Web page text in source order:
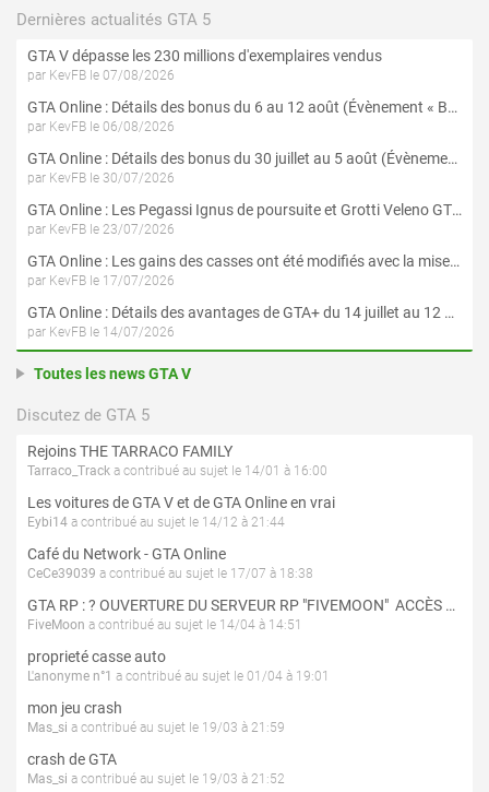
Dernières actualités GTA 5
GTA V dépasse les 230 millions d'exemplaires vendus
par KevFB le 07/08/2026
GTA Online : Détails des bonus du 6 au 12 août (Évènement « Braquages de l'été » - Suite et fin)
par KevFB le 06/08/2026
GTA Online : Détails des bonus du 30 juillet au 5 août (Évènement « Braquages d'été »)
par KevFB le 30/07/2026
GTA Online : Les Pegassi Ignus de poursuite et Grotti Veleno GT sont maintenant disponibles
par KevFB le 23/07/2026
GTA Online : Les gains des casses ont été modifiés avec la mise à jour « Le Braquage du Kortz Center »
par KevFB le 17/07/2026
GTA Online : Détails des avantages de GTA+ du 14 juillet au 12 août
par KevFB le 14/07/2026
Toutes les news GTA V
Discutez de GTA 5
Rejoins THE TARRACO FAMILY
Tarraco_Track a contribué au sujet le 14/01 à 16:00
Les voitures de GTA V et de GTA Online en vrai
Eybi14 a contribué au sujet le 14/12 à 21:44
Café du Network - GTA Online
CeCe39039 a contribué au sujet le 17/07 à 18:38
GTA RP : ? OUVERTURE DU SERVEUR RP "FIVEMOON"  ACCÈS LIBRE ?
FiveMoon a contribué au sujet le 14/04 à 14:51
proprieté casse auto
L'anonyme n°1 a contribué au sujet le 01/04 à 19:01
mon jeu crash
Mas_si a contribué au sujet le 19/03 à 21:59
crash de GTA
Mas_si a contribué au sujet le 19/03 à 21:52